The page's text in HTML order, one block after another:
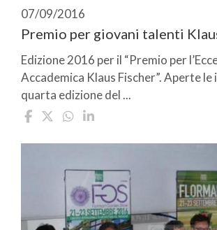
07/09/2016
Premio per giovani talenti
Edizione 2016 per il “Premio per
Accademica Klaus Fischer”. Aperte le
quarta edizione del ...